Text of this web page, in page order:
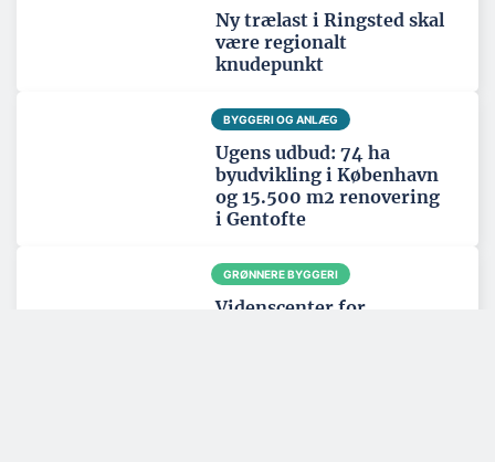
Ny trælast i Ringsted skal
være regionalt
knudepunkt
BYGGERI OG ANLÆG
Ugens udbud: 74 ha
byudvikling i København
og 15.500 m2 renovering
i Gentofte
GRØNNERE BYGGERI
Videnscenter for